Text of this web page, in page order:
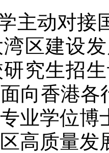
主动对接
区建设
究生招
向香港各
业学位博
高质量发